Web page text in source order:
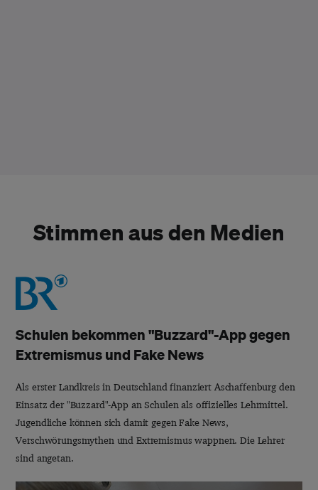
Stimmen aus den Medien
Schulen bekommen "Buzzard"-App gegen
Extremismus und Fake News
Als erster Landkreis in Deutschland finanziert Aschaffenburg den
Einsatz der "Buzzard"-App an Schulen als offizielles Lehrmittel.
Jugendliche können sich damit gegen Fake News,
Verschwörungsmythen und Extremismus wappnen. Die Lehrer
sind angetan.